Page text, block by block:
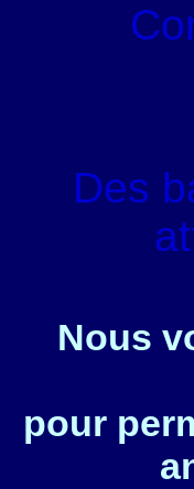
Des
Nous
pour